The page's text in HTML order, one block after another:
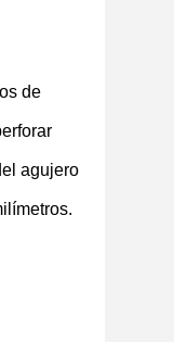
de
agujero